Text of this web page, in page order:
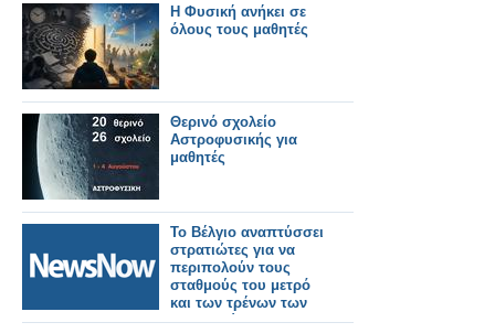
Η Φυσική ανήκει σε
όλους τους μαθητές
Θερινό σχολείο
Αστροφυσικής για
μαθητές
Το Βέλγιο αναπτύσσει
στρατιώτες για να
περιπολούν τους
σταθμούς του μετρό
και των τρένων των
Βρυξελλών.